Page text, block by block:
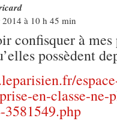
à 10 h 45 min
confisquer à
possèdent
en-classe-
3581549.php